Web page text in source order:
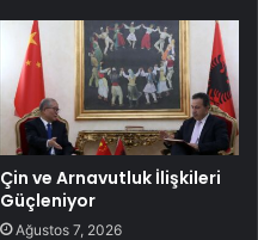
Çin ve Arnavutluk İlişkileri
Güçleniyor
Ağustos 7, 2026